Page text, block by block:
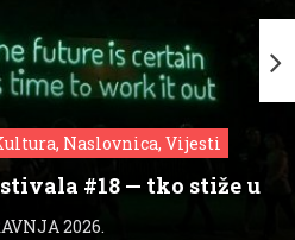
Naslovnica, Vijesti
#18 — tko stiže u
2026.